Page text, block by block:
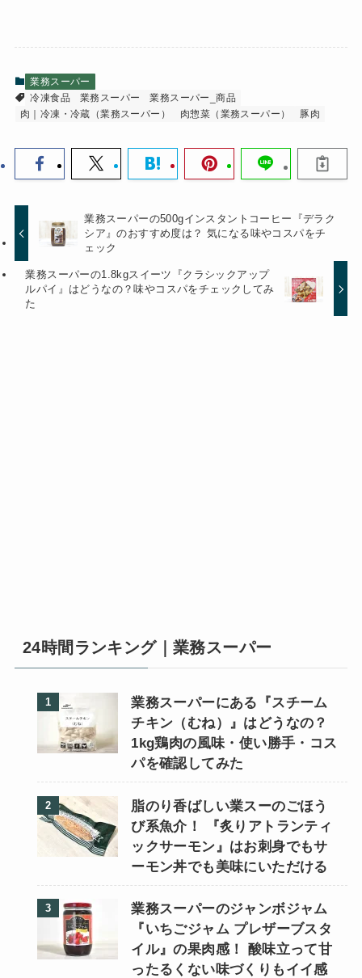
業務スーパー
冷凍食品
業務スーパー
業務スーパー_商品
肉｜冷凍・冷蔵（業務スーパー）
肉惣菜（業務スーパー） 豚肉
業務スーパーの500gインスタントコーヒー『デラク
シア』のおすすめ度は？ 気になる味やコスパをチ
ェック
業務スーパーの1.8kgスイーツ『クラシックアップ
ルパイ』はどうなの？味やコスパをチェックしてみ
た
24時間ランキング｜業務スーパー
業務スーパーにある『スチーム
チキン（むね）』はどうなの？
1kg鶏肉の風味・使い勝手・コス
パを確認してみた
脂のり香ばしい業スーのごほう
び系魚介！ 『炙りアトランティ
ックサーモン』はお刺身でもサ
ーモン丼でも美味にいただける
業務スーパーのジャンボジャム
『いちごジャム プレザーブスタ
イル』の果肉感！ 酸味立って甘
ったるくない味づくりもイイ感